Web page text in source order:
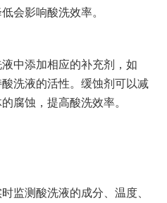
会影响酸洗效率。
中添加相应的补充剂，如
洗液的活性。缓蚀剂可以减
腐蚀，提高酸洗效率。
监测酸洗液的成分、温度、